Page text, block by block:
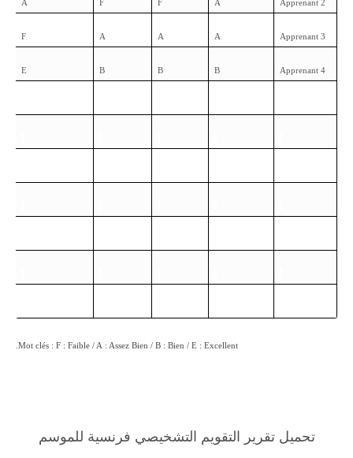
Apprenant 2
A
F
F
A
Apprenant 3
A
A
A
F
Apprenant 4
B
B
B
E
Mot clés : F : Faible / A : Assez Bien / B : Bien / E : Excellent.
تحميل تقرير التقويم التشخيصي فرنسية للموسم